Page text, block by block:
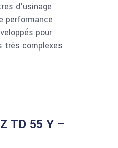
d'usinage
performance
pour
très complexes
TD 55 Y –